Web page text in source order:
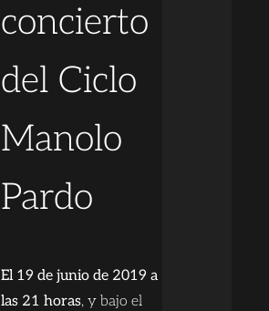
concierto
del Ciclo
Manolo
Pardo
El 19 de junio de 2019 a
las 21 horas, y bajo el